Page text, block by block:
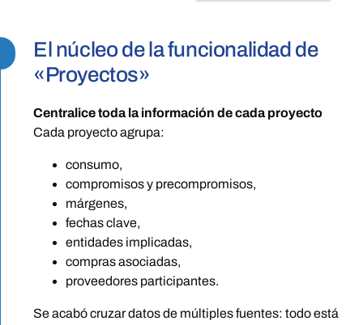
El núcleo de la funcionalidad de
«Proyectos»
Centralice toda la información de cada proyecto
Cada proyecto agrupa:
consumo,
compromisos y precompromisos,
márgenes,
fechas clave,
entidades implicadas,
compras asociadas,
proveedores participantes.
Se acabó cruzar datos de múltiples fuentes: todo está